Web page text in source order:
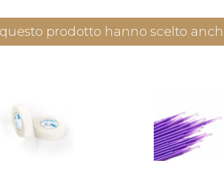
prodotto hanno scelto